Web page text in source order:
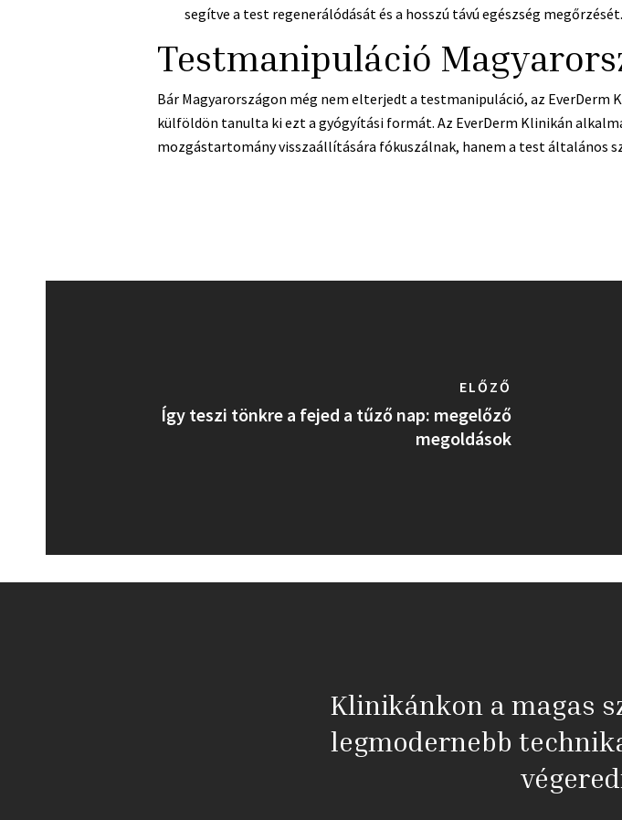
segítve a test regenerálódását és a hosszú távú egészség megőrzését.
Testmanipuláció
Bár Magyarországon még nem elterjedt a testmanipuláció, az EverDerm
külföldön tanulta ki ezt a gyógyítási formát. Az EverDerm Klinikán
mozgástartomány visszaállítására fókuszálnak, hanem a test általános
ELŐZŐ
Így teszi tönkre a fejed a tűző nap: megelőző
megoldások
Klinikánkon a magas
legmodernebb